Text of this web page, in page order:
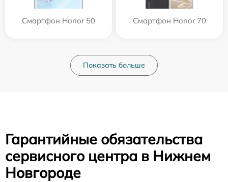
Смартфон Honor 50 Смартфон Honor 70
Показать больше
Гарантийные обязательства
сервисного центра в Нижнем
Новгороде